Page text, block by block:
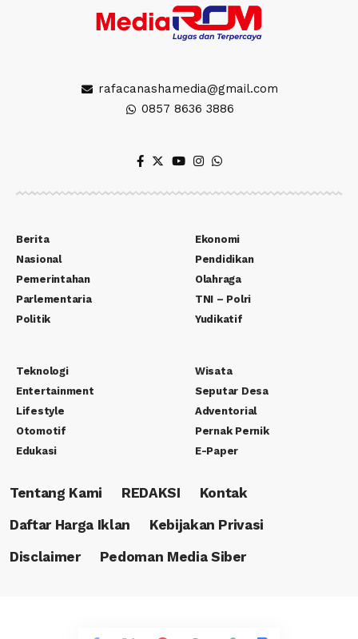
rafacanashamedia@gmail.com
0857 8636 3886
Berita
Nasional
Pemerintahan
Parlementaria
Politik
Ekonomi
Pendidikan
Olahraga
TNI – Polri
Yudikatif
Teknologi
Entertainment
Lifestyle
Otomotif
Edukasi
Wisata
Seputar Desa
Adventorial
Pernak Pernik
E-Paper
Tentang Kami REDAKSI
Kontak
Daftar Harga Iklan
Kebijakan Privasi
Disclaimer
Pedoman Media Siber